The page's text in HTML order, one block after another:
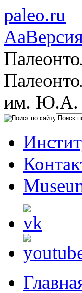
paleo.ru
Aa
им. Ю.А.